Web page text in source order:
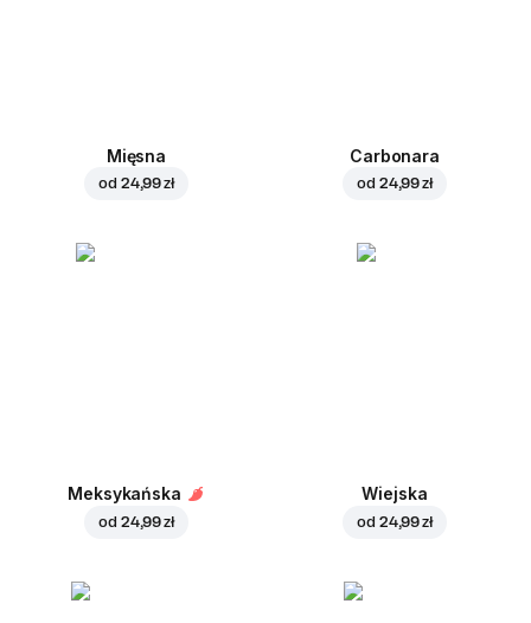
Mięsna
od 24,99 zł
Carbonara
od 24,99 zł
Meksykańska
od 24,99 zł
Wiejska
od 24,99 zł